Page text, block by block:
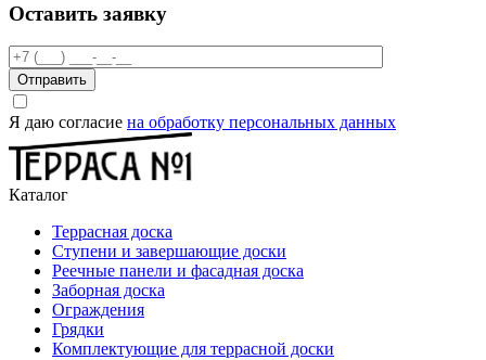
Оставить заявку
Отправить
Я даю согласие на обработку персональных данных
Каталог
Террасная доска
Ступени и завершающие доски
Реечные панели и фасадная доска
Заборная доска
Ограждения
Грядки
Комплектующие для террасной доски